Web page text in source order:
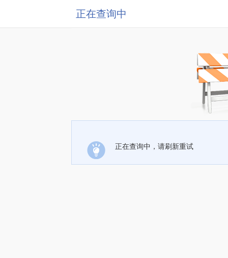
正在查询中
正在查询中，请刷新重试